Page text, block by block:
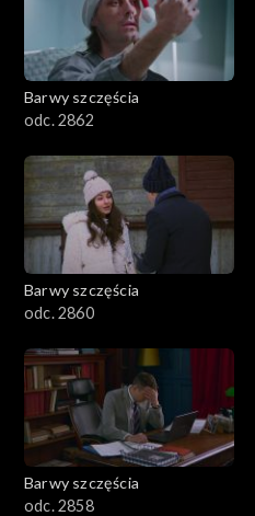
Barwy szczęścia
odc. 2862
Barwy szczęścia
odc. 2860
Barwy szczęścia
odc. 2858